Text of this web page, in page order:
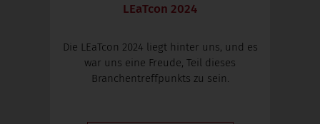
LEaTcon 2024
Die LEaTcon 2024 liegt hinter uns, und es
war uns eine Freude, Teil dieses
Branchentreffpunkts zu sein.